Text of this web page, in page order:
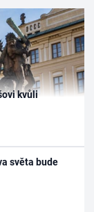
kvůli
světa bude